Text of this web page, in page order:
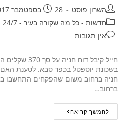
השרון פוסט
28 בספטמבר 2017
חדשות - כל מה שקורה בעיר - 24/7
אין תגובות
חייל קיבל דוח
בשכונת יוספטל בכפר סבא. לטענת
חניה ברחוב משום שהפקחים התחשבו
ברחוב…
להמשך קריאה